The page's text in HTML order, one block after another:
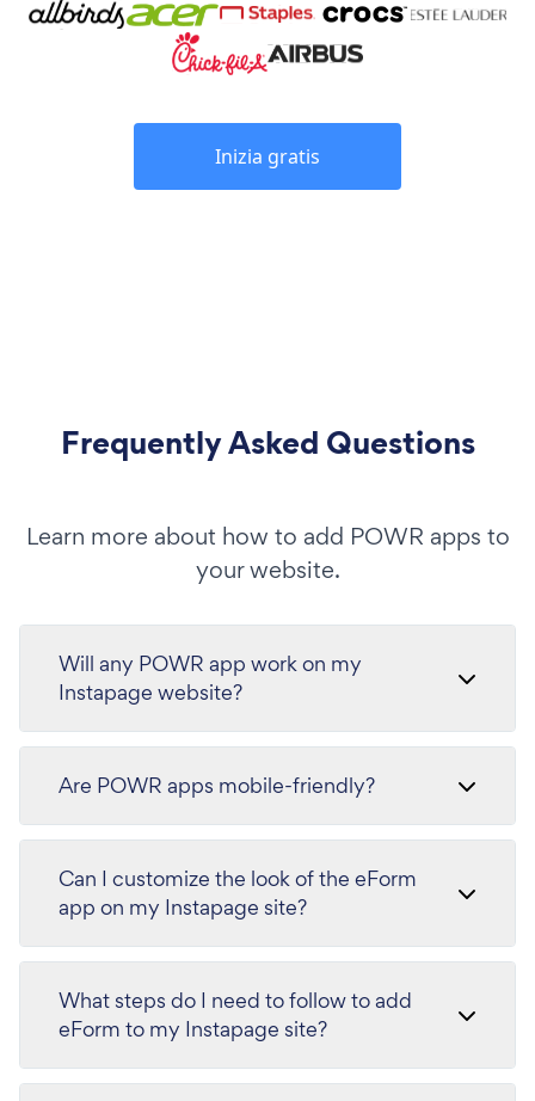
Inizia gratis
Frequently Asked Questions
Learn more about how to add POWR apps to
your website.
Will any POWR app work on my
Instapage website?
Are POWR apps mobile-friendly?
Can I customize the look of the eForm
app on my Instapage site?
What steps do I need to follow to add
eForm to my Instapage site?